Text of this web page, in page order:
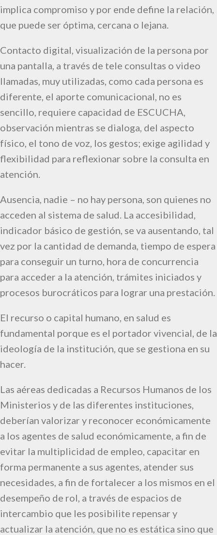
implica compromiso y por ende define la relación,
que puede ser óptima, cercana o lejana.
Contacto digital, visualización de la persona por
una pantalla, a través de tele consultas o video
llamadas, muy utilizadas, como cada persona es
diferente, el aporte comunicacional, no es
sencillo, requiere capacidad de ESCUCHA,
observación mientras se dialoga, del aspecto
físico, el tono de voz, los gestos; exige agilidad y
flexibilidad para reflexionar sobre la consulta en
atención.
Ausencia, nadie – no hay persona, son quienes no
acceden al sistema de salud. La accesibilidad,
indicador básico de gestión, se va ausentando, tal
vez por la cantidad de demanda, tiempo de espera
para conseguir un turno, hora de concurrencia
para acceder a la atención, trámites iniciados y
procesos burocráticos para lograr una prestación.
El recurso o capital humano, en salud es
fundamental porque es el portador vivencial, de la
ideología de la institución, que se gestiona en su
hacer.
Las aéreas dedicadas a Recursos Humanos de los
Ministerios y de las diferentes instituciones,
deberían valorizar y reconocer económicamente
a los agentes de salud económicamente, a fin de
evitar la multiplicidad de empleo, capacitar en
forma permanente a sus agentes, atender sus
necesidades, a fin de fortalecer a los mismos en el
desempeño de rol, a través de espacios de
intercambio que les posibilite repensar y
actualizar la atención, que no es estática sino que